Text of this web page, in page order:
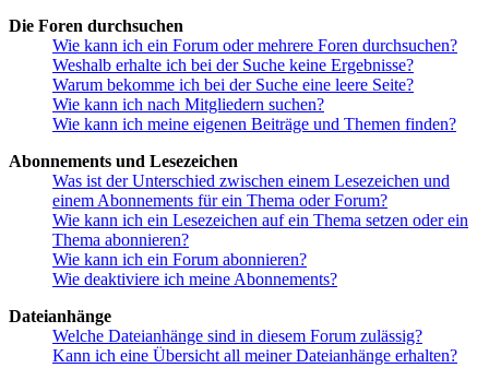
Die Foren durchsuchen
Wie kann ich ein Forum oder mehrere Foren durchsuchen?
Weshalb erhalte ich bei der Suche keine Ergebnisse?
Warum bekomme ich bei der Suche eine leere Seite?
Wie kann ich nach Mitgliedern suchen?
Wie kann ich meine eigenen Beiträge und Themen finden?
Abonnements und Lesezeichen
Was ist der Unterschied zwischen einem Lesezeichen und
einem Abonnements für ein Thema oder Forum?
Wie kann ich ein Lesezeichen auf ein Thema setzen oder ein
Thema abonnieren?
Wie kann ich ein Forum abonnieren?
Wie deaktiviere ich meine Abonnements?
Dateianhänge
Welche Dateianhänge sind in diesem Forum zulässig?
Kann ich eine Übersicht all meiner Dateianhänge erhalten?